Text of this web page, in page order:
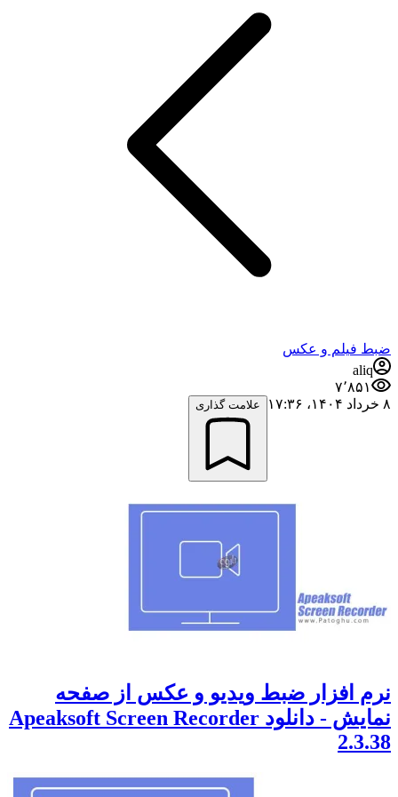
ضبط فيلم و عكس
aliq
۷٬۸۵۱
۸ خرداد ۱۴۰۴،‏ ۱۷:۳۶
علامت گذاری
نرم افزار ضبط ویدیو و عکس از صفحه
نمایش - دانلود Apeaksoft Screen Recorder
2.3.38